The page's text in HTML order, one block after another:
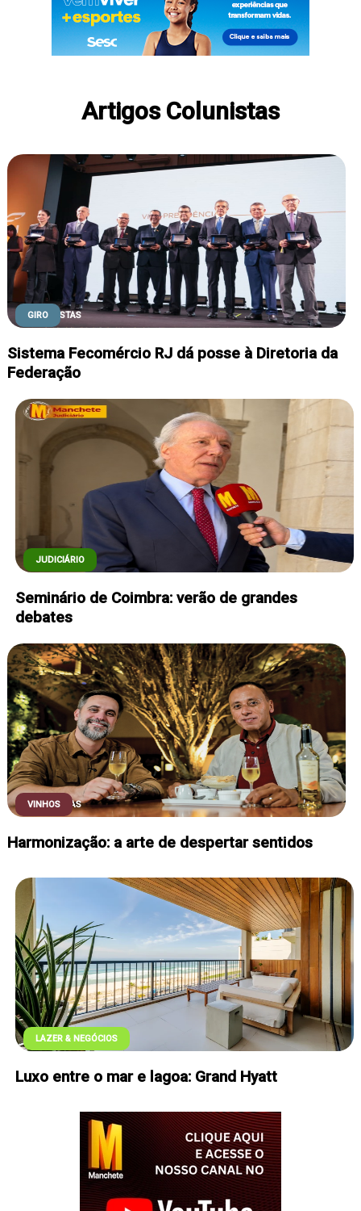
Artigos Colunistas
COLUNISTAS
GIRO
Sistema Fecomércio RJ dá posse à Diretoria da
Federação
COLUNISTAS
JUDICIÁRIO
Seminário de Coimbra: verão de grandes
debates
COLUNISTAS
VINHOS
Harmonização: a arte de despertar sentidos
COLUNISTAS
LAZER & NEGÓCIOS
Luxo entre o mar e lagoa: Grand Hyatt